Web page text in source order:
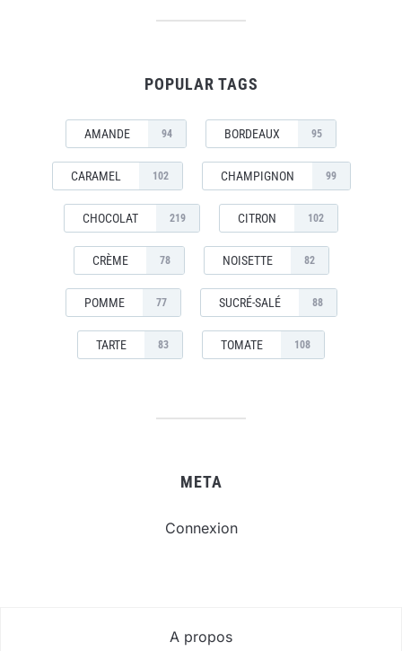
POPULAR TAGS
AMANDE 94 BORDEAUX 95
CARAMEL 102 CHAMPIGNON 99
CHOCOLAT 219 CITRON 102
CRÈME 78 NOISETTE 82
POMME 77 SUCRÉ-SALÉ 88
TARTE 83 TOMATE 108
META
Connexion
A propos